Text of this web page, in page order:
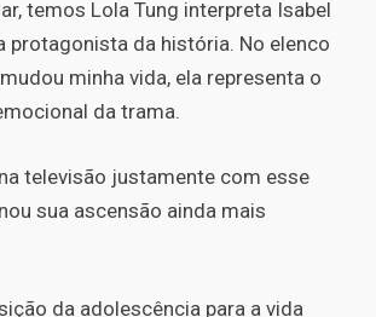
temos Lola Tung interpreta Isabel
protagonista da história. No elenco
minha vida, ela representa o
da trama.
televisão justamente com esse
sua ascensão ainda mais
da adolescência para a vida